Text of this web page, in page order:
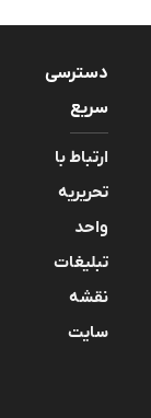
دسترسی
سریع
ارتباط با
تحریریه
واحد
تبلیغات
نقشه
سایت